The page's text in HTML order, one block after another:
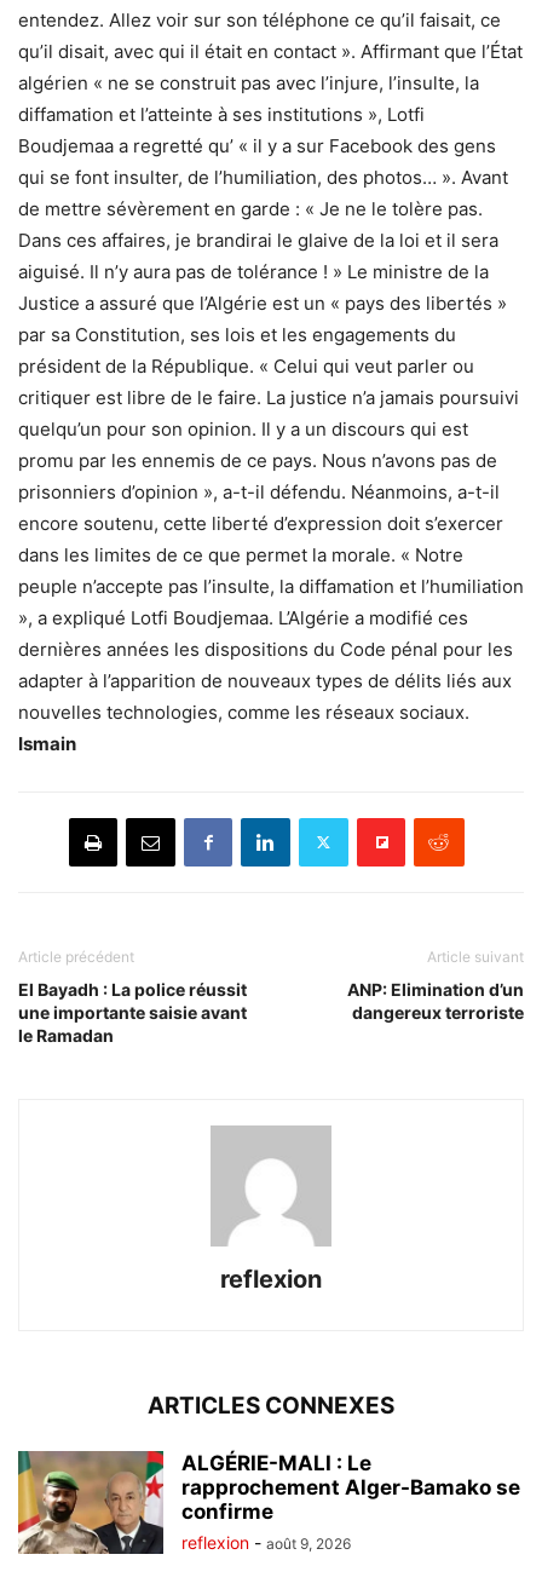
entendez. Allez voir sur son téléphone ce qu’il faisait, ce
qu’il disait, avec qui il était en contact ». Affirmant que l’État
algérien « ne se construit pas avec l’injure, l’insulte, la
diffamation et l’atteinte à ses institutions », Lotfi
Boudjemaa a regretté qu’ « il y a sur Facebook des gens
qui se font insulter, de l’humiliation, des photos… ». Avant
de mettre sévèrement en garde : « Je ne le tolère pas.
Dans ces affaires, je brandirai le glaive de la loi et il sera
aiguisé. Il n’y aura pas de tolérance ! » Le ministre de la
Justice a assuré que l’Algérie est un « pays des libertés »
par sa Constitution, ses lois et les engagements du
président de la République. « Celui qui veut parler ou
critiquer est libre de le faire. La justice n’a jamais poursuivi
quelqu’un pour son opinion. Il y a un discours qui est
promu par les ennemis de ce pays. Nous n’avons pas de
prisonniers d’opinion », a-t-il défendu. Néanmoins, a-t-il
encore soutenu, cette liberté d’expression doit s’exercer
dans les limites de ce que permet la morale. « Notre
peuple n’accepte pas l’insulte, la diffamation et l’humiliation
», a expliqué Lotfi Boudjemaa. L’Algérie a modifié ces
dernières années les dispositions du Code pénal pour les
adapter à l’apparition de nouveaux types de délits liés aux
nouvelles technologies, comme les réseaux sociaux.
Ismain
Article précédent
El Bayadh : La police réussit
une importante saisie avant
le Ramadan
Article suivant
ANP: Elimination d’un
dangereux terroriste
reflexion
ARTICLES CONNEXES
ALGÉRIE-MALI : Le
rapprochement Alger-Bamako se
confirme
reflexion - août 9, 2026